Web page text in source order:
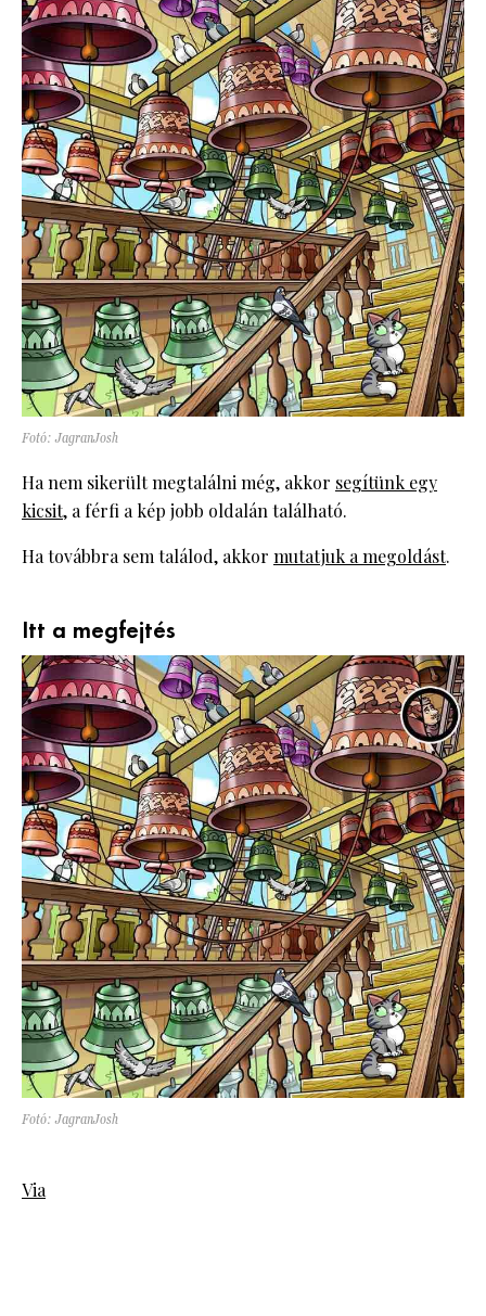
Fotó: JagranJosh
Ha nem sikerült megtalálni még, akkor segítünk egy
kicsit, a férfi a kép jobb oldalán található.
Ha továbbra sem találod, akkor mutatjuk a megoldást.
Itt a megfejtés
Fotó: JagranJosh
Via